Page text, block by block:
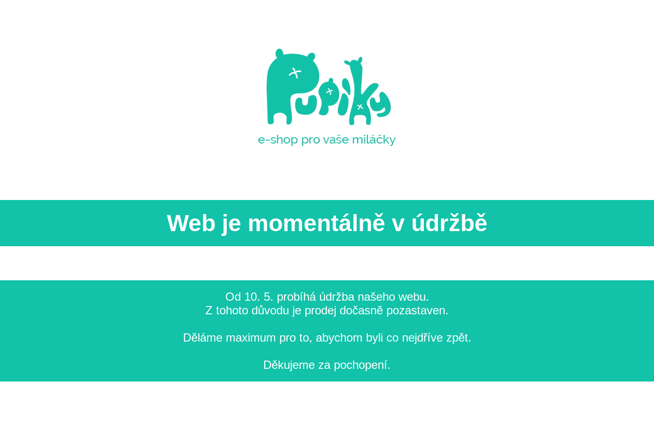
Web je momentálně v údržbě
Od 10. 5. probíhá údržba našeho webu.
Z tohoto důvodu je prodej dočasně pozastaven.
Děláme maximum pro to, abychom byli co nejdříve zpět.
Děkujeme za pochopení.